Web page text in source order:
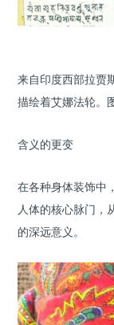
来自印度西部拉贾
描绘着艾娜法轮。
含义的更变
在各种身体装饰中
人体的核心脉门，
的深远意义。